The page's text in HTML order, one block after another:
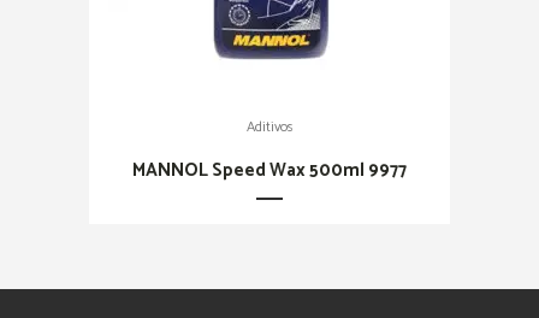
Aditivos
MANNOL Speed Wax 500ml 9977